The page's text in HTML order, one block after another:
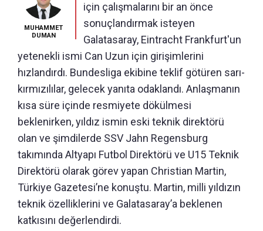
MUHAMMET
DUMAN
için çalışmalarını bir an önce
sonuçlandırmak isteyen
Galatasaray, Eintracht Frankfurt'un
yetenekli ismi Can Uzun için girişimlerini
hızlandırdı. Bundesliga ekibine teklif götüren sarı-
kırmızılılar, gelecek yanıta odaklandı. Anlaşmanın
kısa süre içinde resmiyete dökülmesi
beklenirken, yıldız ismin eski teknik direktörü
olan ve şimdilerde SSV Jahn Regensburg
takımında Altyapı Futbol Direktörü ve U15 Teknik
Direktörü olarak görev yapan Christian Martin,
Türkiye Gazetesi’ne konuştu. Martin, milli yıldızın
teknik özelliklerini ve Galatasaray’a beklenen
katkısını değerlendirdi.